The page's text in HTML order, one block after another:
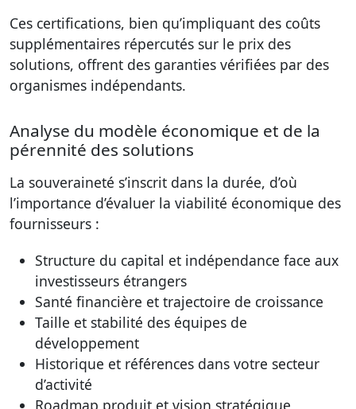
Ces certifications, bien qu’impliquant des coûts
supplémentaires répercutés sur le prix des
solutions, offrent des garanties vérifiées par des
organismes indépendants.
Analyse du modèle économique et de la
pérennité des solutions
La souveraineté s’inscrit dans la durée, d’où
l’importance d’évaluer la viabilité économique des
fournisseurs :
Structure du capital et indépendance face aux
investisseurs étrangers
Santé financière et trajectoire de croissance
Taille et stabilité des équipes de
développement
Historique et références dans votre secteur
d’activité
Roadmap produit et vision stratégique